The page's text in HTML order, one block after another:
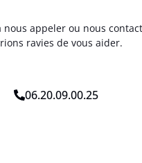
nous appeler ou nous
ravies de vous aider.
06.20.09.00.25